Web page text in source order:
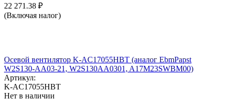
22 271.38 ₽
(Включая налог)
Осевой вентилятор K-AC17055HBT (аналог EbmPapst
W2S130-AA03-21, W2S130AA0301, A17M23SWBM00)
Артикул:
K-AC17055HBT
Нет в наличии